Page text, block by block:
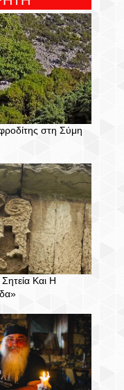
στη Σύμη
Και Η